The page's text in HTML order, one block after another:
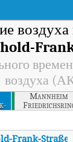
воздуха
воздуха
Mannheim
Frank-Straße